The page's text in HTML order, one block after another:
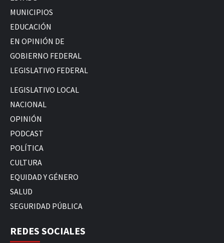
MUNICIPIOS
EDUCACIÓN
EN OPINIÓN DE
GOBIERNO FEDERAL
LEGISLATIVO FEDERAL
LEGISLATIVO LOCAL
NACIONAL
OPINIÓN
PODCAST
POLÍTICA
CULTURA
EQUIDAD Y GÉNERO
SALUD
SEGURIDAD PÚBLICA
REDES SOCIALES